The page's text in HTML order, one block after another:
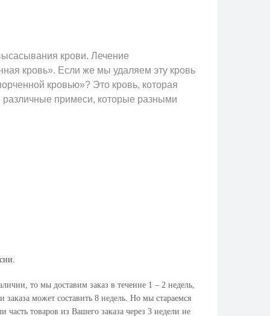
крови. Лечение
кровь». Если же мы удаляем эту кровь
кровью»? Это кровь, которая
различные примеси, которые разными
то мы доставим заказ в течение 1 – 2 недель,
заказа может составить 8 недель. Но мы стараемся
часть товаров из Вашего заказа через 3 недели не